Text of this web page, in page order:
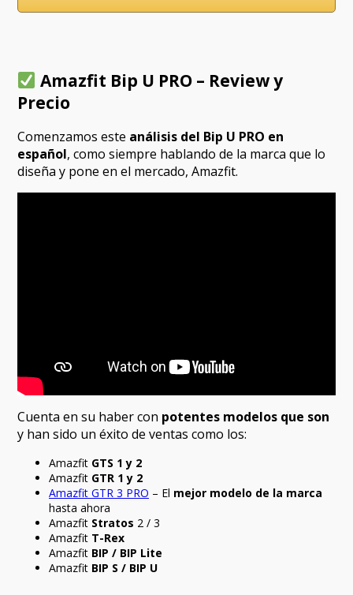
Amazfit Bip U PRO – Review y
Precio
Comenzamos este análisis del Bip U PRO en
español, como siempre hablando de la marca que lo
diseña y pone en el mercado, Amazfit.
Cuenta en su haber con potentes modelos que son
y han sido un éxito de ventas como los:
Amazfit GTS 1 y 2
Amazfit GTR 1 y 2
Amazfit GTR 3 PRO – El mejor modelo de la marca
hasta ahora
Amazfit Stratos 2 / 3
Amazfit T-Rex
Amazfit BIP / BIP Lite
Amazfit BIP S / BIP U